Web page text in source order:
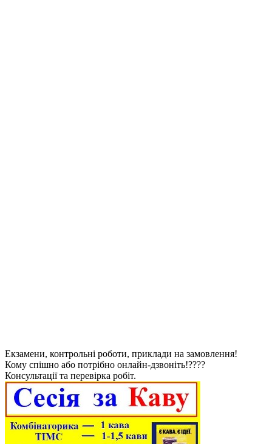
Екзамени, контрольні роботи, приклади на замовлення!
Кому спішно або потрібно онлайн-дзвоніть!????
Консультації та перевірка робіт.